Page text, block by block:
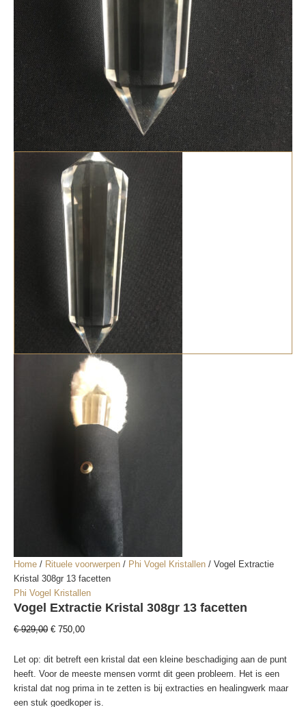
Home / Rituele voorwerpen / Phi Vogel Kristallen / Vogel Extractie
Kristal 308gr 13 facetten
Phi Vogel Kristallen
Vogel Extractie Kristal 308gr 13 facetten
€929,00 Oorspronkelijke
was:
€ 929,00.
€ 750,00Huidige
is:
€ 750,00.
Let op: dit betreft een kristal dat een kleine beschadiging aan de punt
heeft. Voor de meeste mensen vormt dit geen probleem. Het is een
kristal dat nog prima in te zetten is bij extracties en healingwerk maar
een stuk goedkoper is.